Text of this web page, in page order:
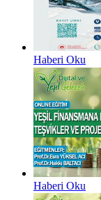
Haberi Oku
Haberi Oku